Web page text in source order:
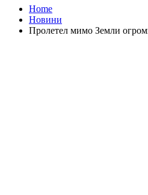
Home
Новини
Пролетел мимо Земли